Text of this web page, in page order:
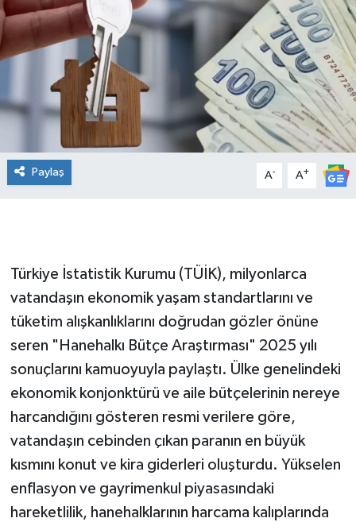
Paylaş A- A+
Türkiye İstatistik Kurumu (TÜİK), milyonlarca
vatandaşın ekonomik yaşam standartlarını ve
tüketim alışkanlıklarını doğrudan gözler önüne
seren "Hanehalkı Bütçe Araştırması" 2025 yılı
sonuçlarını kamuoyuyla paylaştı. Ülke genelindeki
ekonomik konjonktürü ve aile bütçelerinin nereye
harcandığını gösteren resmi verilere göre,
vatandaşın cebinden çıkan paranın en büyük
kısmını konut ve kira giderleri oluşturdu. Yükselen
enflasyon ve gayrimenkul piyasasındaki
hareketlilik, hanehalklarının harcama kalıplarında